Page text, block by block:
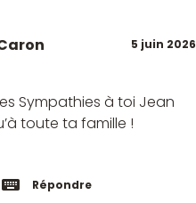
5 juin 2026
Sympathies à toi Jean
toute ta famille !
Répondre